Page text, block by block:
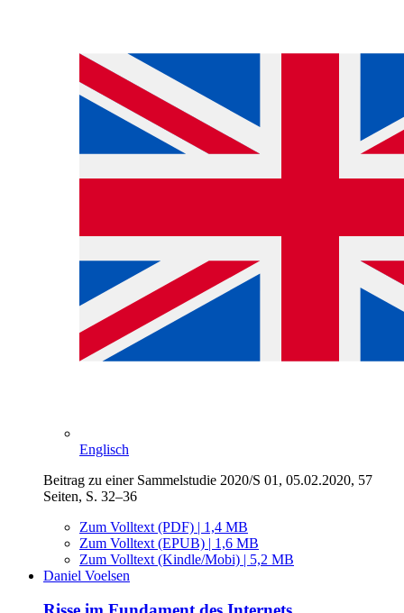
Englisch
Beitrag zu einer Sammelstudie 2020/S 01, 05.02.2020, 57
Seiten, S. 32–36
Zum Volltext (PDF) | 1,4 MB
Zum Volltext (EPUB) | 1,6 MB
Zum Volltext (Kindle/Mobi) | 5,2 MB
Daniel Voelsen